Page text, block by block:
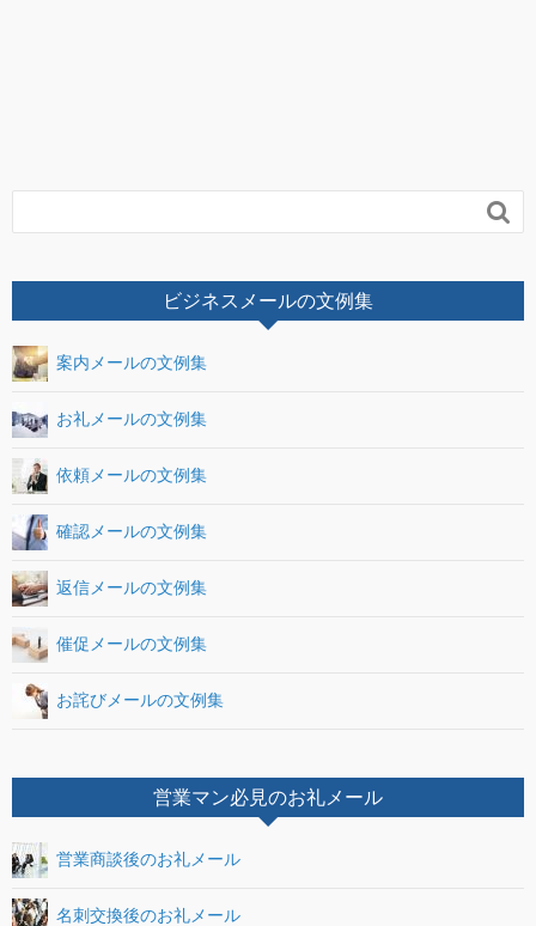

ビジネスメールの文例集
案内メールの文例集
お礼メールの文例集
依頼メールの文例集
確認メールの文例集
返信メールの文例集
催促メールの文例集
お詫びメールの文例集
営業マン必見のお礼メール
営業商談後のお礼メール
名刺交換後のお礼メール